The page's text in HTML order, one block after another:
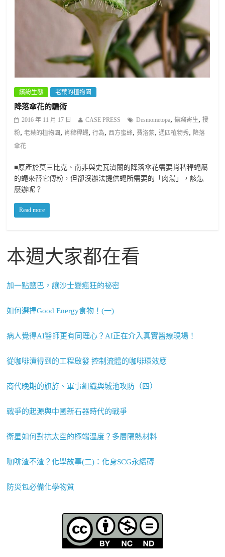
繽紛生態 老葉的植物園
降落傘花的騙術
2016 年 11 月 17 日 CASE PRESS Desmometopa,偷竊寄生,授
粉,老葉的植物園 , 肖稗稈蠅,行為,西方蜜蜂, 費洛蒙,週四植物秀, 降落
傘花
■原產於莫三比克、南非與史瓦濟蘭的降落傘花需要肖稗稈蠅屬
的蠅來替它傳粉，但卻沒辦法提供蠅所需要的「肉湯」，該怎
麼辦呢？
Read more
本週大家都在看
加一點鹽巴，讓沙士變瘋狂的祕密
如何選擇Good Energy食物！(一)
病人覺得AI醫師更有同理心？AI正在介入真實醫療現場！
從咖啡漬得到的工程啟發 控制流體的咖啡環效應
商代晚期的旗斿、軍事組織與城池攻防（四）
戰爭的起源與中國新石器時代的戰爭
衛星如何對抗太空的極端溫度？多層隔熱材料
咖啡渣不渣？化學故事(二)：化身SCG永續磚
防災包必備化學物質